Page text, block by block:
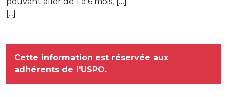
[...]
Cette information est réservée aux
adhérents de l'USPO.